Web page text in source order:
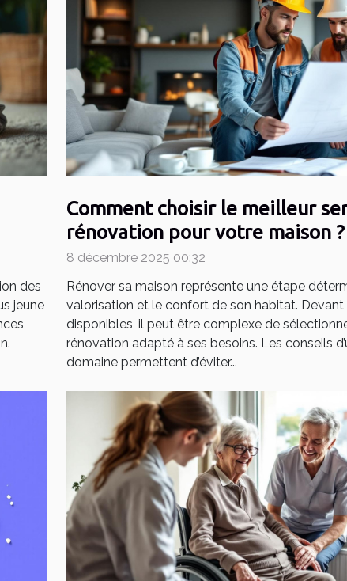
des
jeune
Comment choisir le meilleur
rénovation pour votre maison ?
8 décembre 2025 00:32
Rénover sa maison représente une étape
valorisation et le confort de son habitat. Devant
disponibles, il peut être complexe de
rénovation adapté à ses besoins. Les conseils
domaine permettent d’éviter...